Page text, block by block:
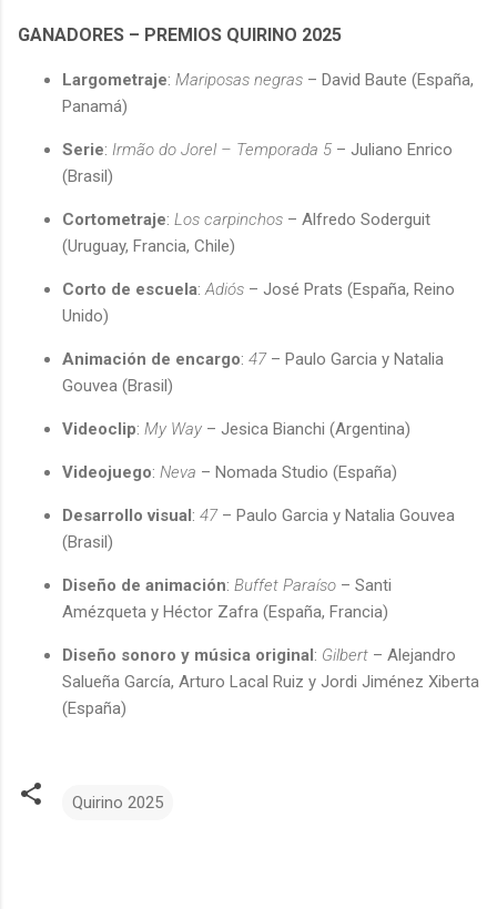
GANADORES – PREMIOS QUIRINO 2025
Largometraje: Mariposas negras – David Baute (España,
Panamá)
Serie: Irmão do Jorel – Temporada 5 – Juliano Enrico
(Brasil)
Cortometraje: Los carpinchos – Alfredo Soderguit
(Uruguay, Francia, Chile)
Corto de escuela: Adiós – José Prats (España, Reino
Unido)
Animación de encargo: 47– Paulo Garcia y Natalia
Gouvea (Brasil)
Videoclip: My Way – Jesica Bianchi (Argentina)
Videojuego: Neva – Nomada Studio (España)
Desarrollo visual: 47– Paulo Garcia y Natalia Gouvea
(Brasil)
Diseño de animación: Buffet Paraíso – Santi
Amézqueta y Héctor Zafra (España, Francia)
Diseño sonoro y música original: Gilbert – Alejandro
Salueña García, Arturo Lacal Ruiz y Jordi Jiménez Xiberta
(España)
Quirino 2025